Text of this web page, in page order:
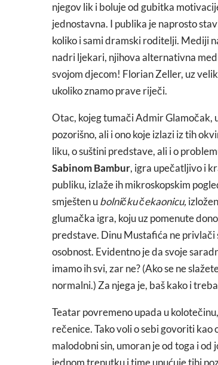
njegov lik i boluje od gubitka
jednostavna. I publika je naprosto
koliko i sami dramski roditelji. Mediji
nadri ljekari, njihova alternativna
svojom djecom! Florian Zeller, uz
ukoliko znamo prave riječi.
Otac, kojeg tumači Admir Glamočak,
pozorišno, ali i ono koje izlazi iz tih
liku, o suštini predstave, ali i o
Sabinom Bambur, igra upečatljivo i
publiku, izlaže ih mikroskopskim
smješten ubolničku čekaonicu,
glumačka igra, koju uz pomenute
predstave. Dinu Mustafića ne
osobnost. Evidentno je da svoje
imamo ih svi, zar ne? (Ako se ne
normalni.) Za njega je, baš kako i
Teatar povremeno upada u
rečenice. Tako voli o sebi govoriti kao
malodobni sin, umoran je od toga i od